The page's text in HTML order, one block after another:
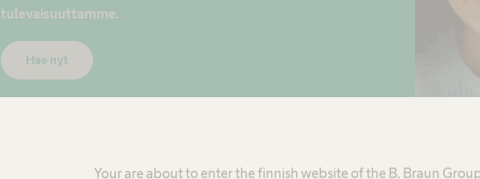
Your are about to enter the finnish website of the B. Braun
tulevaisuuttamme.
Hae nyt